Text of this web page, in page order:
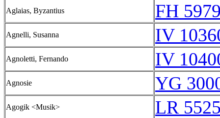
Aglaias, Byzantius FH
Agnelli, Susanna IV
Agnoletti, Fernando IV
Agnosie YG
Agogik <Musik> LR